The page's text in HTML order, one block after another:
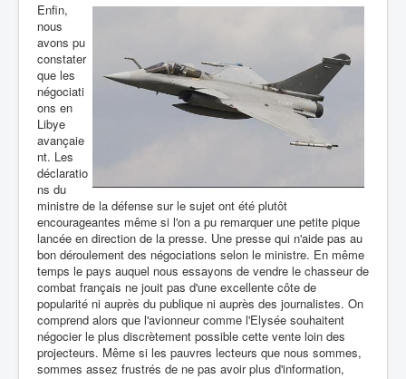
Enfin,
nous
avons pu
constater
que les
négociati
ons en
Libye
avançaie
nt. Les
déclaratio
ns du
ministre de la défense sur le sujet ont été plutôt
encourageantes même si l'on a pu remarquer une petite pique
lancée en direction de la presse. Une presse qui n'aide pas au
bon déroulement des négociations selon le ministre. En même
temps le pays auquel nous essayons de vendre le chasseur de
combat français ne jouit pas d'une excellente côte de
popularité ni auprès du publique ni auprès des journalistes. On
comprend alors que l'avionneur comme l'Elysée souhaitent
négocier le plus discrètement possible cette vente loin des
projecteurs. Même si les pauvres lecteurs que nous sommes,
sommes assez frustrés de ne pas avoir plus d'information,